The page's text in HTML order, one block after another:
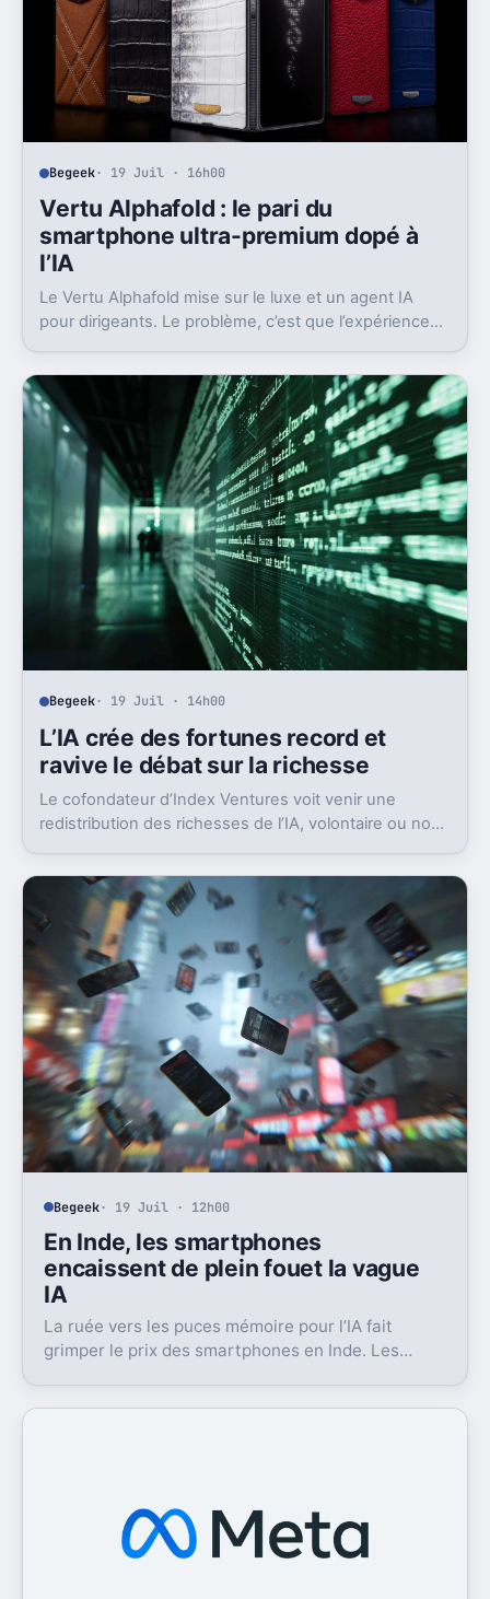
Begeek· 19 Juil · 16h00
Vertu Alphafold : le pari du
smartphone ultra-premium dopé à
l’IA
Le Vertu Alphafold mise sur le luxe et un agent IA
pour dirigeants. Le problème, c’est que l’expérience
Begeek· 19 Juil · 14h00
L’IA crée des fortunes record et
ravive le débat sur la richesse
Le cofondateur d’Index Ventures voit venir une
redistribution des richesses de l’IA, volontaire ou non.
Begeek· 19 Juil · 12h00
En Inde, les smartphones
encaissent de plein fouet la vague
IA
La ruée vers les puces mémoire pour l’IA fait
grimper le prix des smartphones en Inde. Les